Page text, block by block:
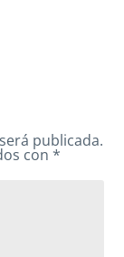
publicada.
con*